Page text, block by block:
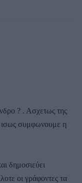
? . Ασχετως της
ισως συμφωνουμε η
δημοσιεύει
οι γράφοντες τα